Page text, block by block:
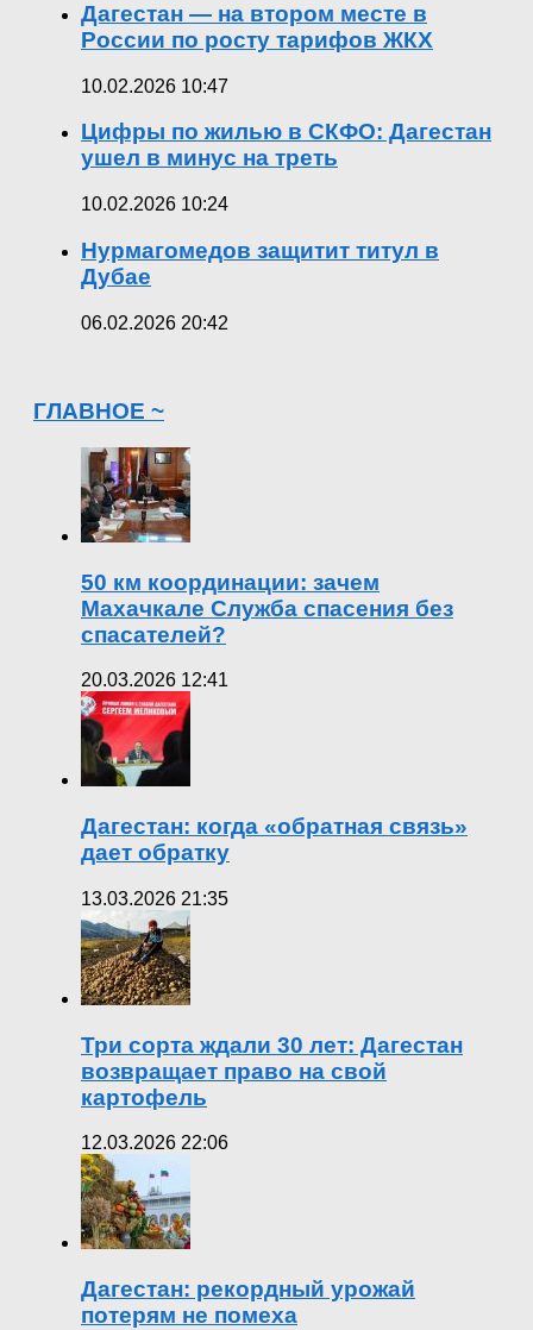
Дагестан — на втором месте в
России по росту тарифов ЖКХ
10.02.2026 10:47
Цифры по жилью в СКФО: Дагестан
ушел в минус на треть
10.02.2026 10:24
Нурмагомедов защитит титул в
Дубае
06.02.2026 20:42
ГЛАВНОЕ ~
50 км координации: зачем
Махачкале Служба спасения без
спасателей?
20.03.2026 12:41
Дагестан: когда «обратная связь»
дает обратку
13.03.2026 21:35
Три сорта ждали 30 лет: Дагестан
возвращает право на свой
картофель
12.03.2026 22:06
Дагестан: рекордный урожай
потерям не помеха